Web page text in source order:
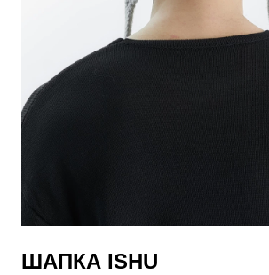
ШАПКА ISHU